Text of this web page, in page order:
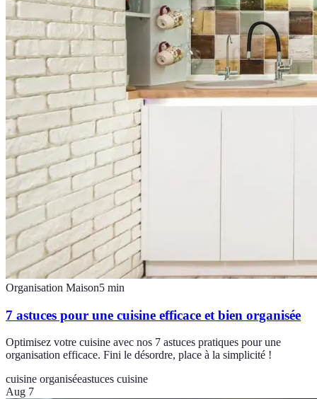
Organisation Maison5 min
7 astuces pour une cuisine efficace et bien organisée
Optimisez votre cuisine avec nos 7 astuces pratiques pour une
organisation efficace. Fini le désordre, place à la simplicité !
cuisine organiséeastuces cuisine
Aug 7